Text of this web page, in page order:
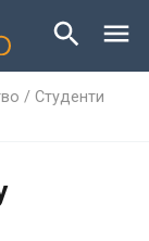
/ Студенти